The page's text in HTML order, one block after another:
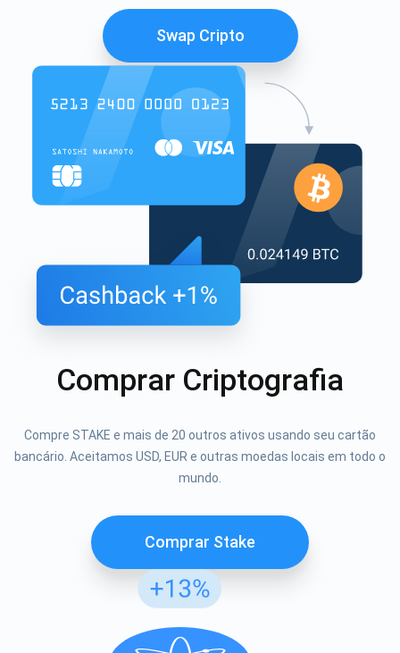
Swap Cripto
Comprar Criptografia
Compre STAKE e mais de 20 outros ativos usando seu cartão
bancário. Aceitamos USD, EUR e outras moedas locais em todo o
mundo.
Comprar Stake